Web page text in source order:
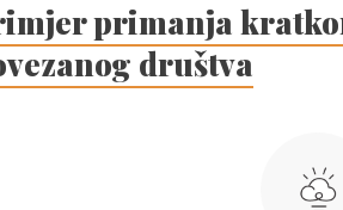
primanja
društva